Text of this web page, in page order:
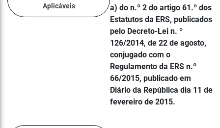
Aplicáveis
a) do n.º 2 do artigo 61.º dos
Estatutos da ERS, publicados
pelo Decreto-Lei n. º
126/2014, de 22 de agosto,
conjugado com o
Regulamento da ERS n.º
66/2015, publicado em
Diário da República dia 11 de
fevereiro de 2015.